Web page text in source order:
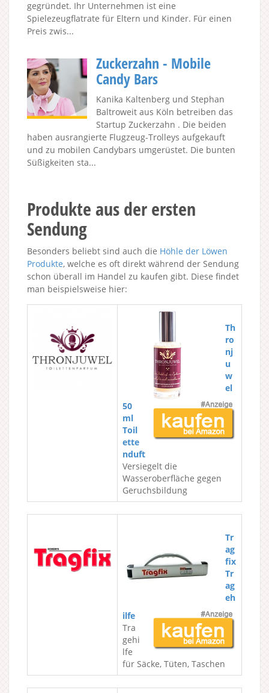
gegründet. Ihr Unternehmen ist eine
Spielezeugflatrate für Eltern und Kinder. Für einen
Preis zwis...
Zuckerzahn - Mobile
Candy Bars
Kanika Kaltenberg und Stephan
Baltroweit aus Köln betreiben das
Startup Zuckerzahn . Die beiden
haben ausrangierte Flugzeug-Trolleys aufgekauft
und zu mobilen Candybars umgerüstet. Die bunten
Süßigkeiten sta...
Produkte aus der ersten
Sendung
Besonders beliebt sind auch die Höhle der Löwen
Produkte, welche es oft direkt während der Sendung
schon überall im Handel zu kaufen gibt. Diese findet
man beispielsweise hier:
Th
ro
nj
u
w
el
50
ml
Toil
ette
nduft
Versiegelt die
Wasseroberfläche gegen
Geruchsbildung
Tr
ag
fix
Tr
ag
eh
ilfe
Tra
gehi
lfe
für Säcke, Tüten, Taschen